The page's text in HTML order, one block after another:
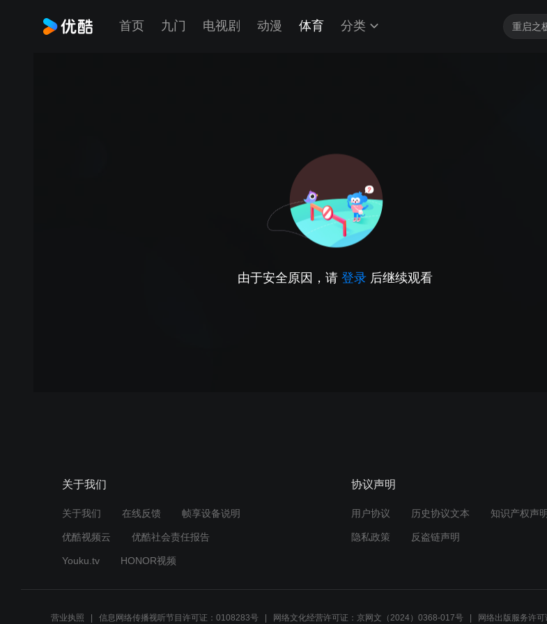
首页 九门 电视剧 动漫 体育 分类
由于安全原因，请 登录 后继续观看
关于我们
关于我们 在线反馈 帧享设备说明
优酷视频云 优酷社会责任报告
Youku.tv HONOR视频
协议声明
用户协议 历史协议文本 知识产权声明
隐私政策 反盗链声明
营业执照 信息网络传播视听节目许可证：0108283号 网络文化经营许可证：京网文（2024）0368-017号 网络出版服务许